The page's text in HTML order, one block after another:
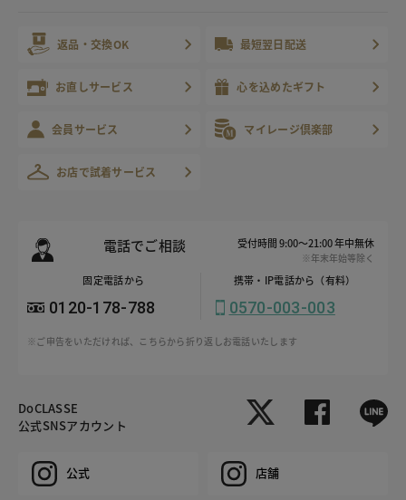
返品・交換OK 最短翌日配送
お直しサービス 心を込めたギフト
会員サービス マイレージ倶楽部
お店で試着サービス
電話でご相談 受付時間 9:00～21:00 年中無休
※年末年始等除く
固定電話から
0120-178-788
携帯・IP電話から（有料）
0570-003-003
※ご申告をいただければ、こちらから折り返しお電話いたします
DoCLASSE
公式SNSアカウント
公式 店舗